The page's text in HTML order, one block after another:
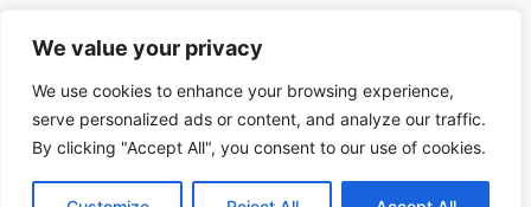
We value your privacy
We use cookies to enhance your browsing experience,
serve personalized ads or content, and analyze our traffic.
By clicking "Accept All", you consent to our use of cookies.
Köpmangatan 3, 722 15, Västerås
021-13 01 20
Öppettider